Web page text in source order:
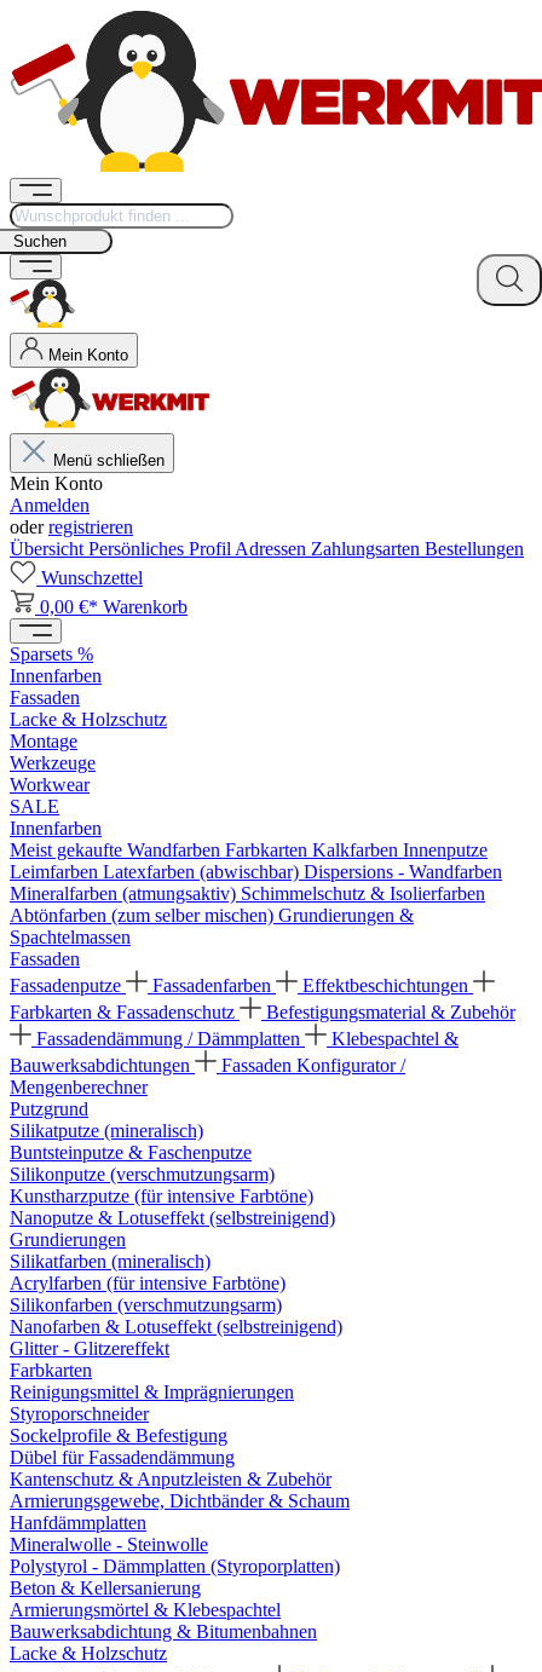
Suchen
Mein Konto
Menü schließen
Mein Konto
Anmelden
oderregistrieren
Übersicht Persönliches Profil Adressen Zahlungsarten Bestellungen
Wunschzettel
0,00 €* Warenkorb
Sparsets %
Innenfarben
Fassaden
Lacke & Holzschutz
Montage
Werkzeuge
Workwear
SALE
Innenfarben
Meist gekaufte Wandfarben Farbkarten Kalkfarben Innenputze
Leimfarben Latexfarben (abwischbar) Dispersions - Wandfarben
Mineralfarben (atmungsaktiv) Schimmelschutz & Isolierfarben
Abtönfarben (zum selber mischen) Grundierungen &
Spachtelmassen
Fassaden
Fassadenputze
Fassadenfarben
Effektbeschichtungen
Farbkarten & Fassadenschutz
Befestigungsmaterial & Zubehör
Fassadendämmung / Dämmplatten
Klebespachtel &
Bauwerksabdichtungen
Fassaden Konfigurator /
Mengenberechner
Putzgrund
Silikatputze (mineralisch)
Buntsteinputze & Faschenputze
Silikonputze (verschmutzungsarm)
Kunstharzputze (für intensive Farbtöne)
Nanoputze & Lotuseffekt (selbstreinigend)
Grundierungen
Silikatfarben (mineralisch)
Acrylfarben (für intensive Farbtöne)
Silikonfarben (verschmutzungsarm)
Nanofarben & Lotuseffekt (selbstreinigend)
Glitter - Glitzereffekt
Farbkarten
Reinigungsmittel & Imprägnierungen
Styroporschneider
Sockelprofile & Befestigung
Dübel für Fassadendämmung
Kantenschutz & Anputzleisten & Zubehör
Armierungsgewebe, Dichtbänder & Schaum
Hanfdämmplatten
Mineralwolle - Steinwolle
Polystyrol - Dämmplatten (Styroporplatten)
Beton & Kellersanierung
Armierungsmörtel & Klebespachtel
Bauwerksabdichtung & Bitumenbahnen
Lacke & Holzschutz